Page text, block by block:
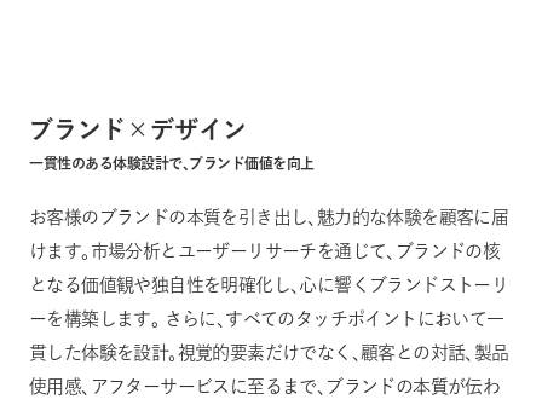
ブランド×デザイン
一貫性のある体験設計で、ブランド価値を向上
お客様のブランドの本質を引き出し、魅力的な体験を顧客に届
けます。市場分析とユーザーリサーチを通じて、ブランドの核
となる価値観や独自性を明確化し、心に響くブランドストーリ
ーを構築します。 さらに、すべてのタッチポイントにおいて一
貫した体験を設計。視覚的要素だけでなく、顧客との対話、製品
使用感、アフターサービスに至るまで、ブランドの本質が伝わ